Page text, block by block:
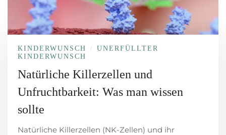
KINDERWUNSCH /
UNERFÜLLTER
KINDERWUNSCH
Natürliche Killerzellen und
Unfruchtbarkeit: Was man wissen
sollte
Natürliche Killerzellen (NK-Zellen) und ihr